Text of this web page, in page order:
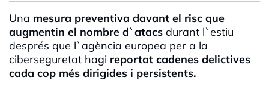
Una mesura preventiva davant el risc que
augmentin el nombre d`atacs durant l`estiu
després que l`agència europea per a la
ciberseguretat hagi reportat cadenes delictives
cada cop més dirigides i persistents.